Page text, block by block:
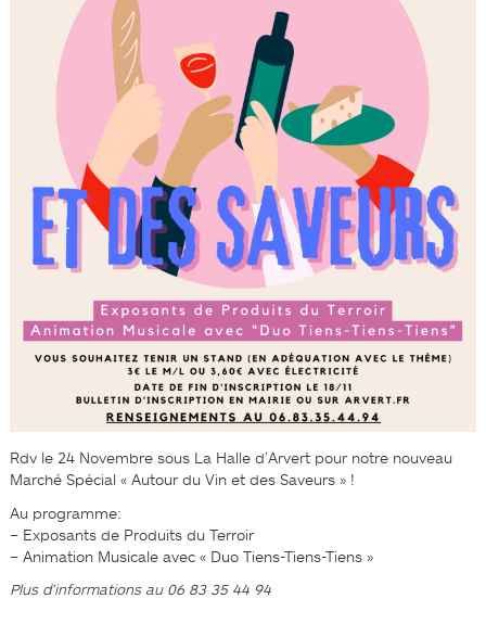
Rdv le 24 Novembre sous La Halle d’Arvert pour notre nouveau
Marché Spécial « Autour du Vin et des Saveurs » !
Au programme:
– Exposants de Produits du Terroir
– Animation Musicale avec « Duo Tiens-Tiens-Tiens »
Plus d’informations au 06 83 35 44 94